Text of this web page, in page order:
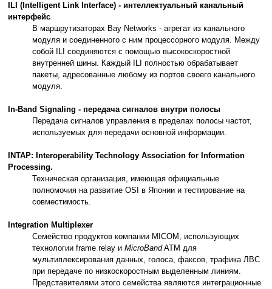
ILI (Intelligent Link Interface) - интеллектуальный канальный
интерфейс
В маршрутизаторах Bay Networks - агрегат из канального
модуля и соединенного с ним процессорного модуля. Между
собой ILI соединяются с помощью высокоскоростной
внутренней шины. Каждый ILI полностью обрабатывает
пакеты, адресованные любому из портов своего канального
модуля.
In-Band Signaling - передача сигналов внутри полосы
Передача сигналов управления в пределах полосы частот,
используемых для передачи основной информации.
INTAP: Interoperability Technology Association for Information
Processing.
Техническая организация, имеющая официальные
полномочия на развитие OSI в Японии и тестирование на
совместимость.
Integration Multiplexer
Семейство продуктов компании MICOM, использующих
технологии frame relay и MicroBandATM для
мультиплексирования данных, голоса, факсов, трафика ЛВС
при передаче по низкоскоростным выделенным линиям.
Представителями этого семейства являются интеграционные